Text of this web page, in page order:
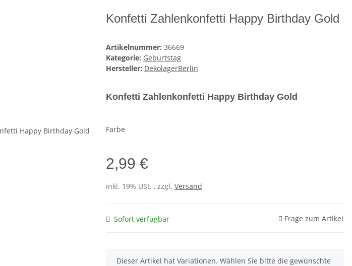
Konfetti Zahlenkonfetti Happy Birthday Gold
Artikelnummer: 36669
Kategorie: Geburtstag
Hersteller: DekolagerBerlin
Konfetti Zahlenkonfetti Happy Birthday Gold
Farbe
2,99 €
inkl. 19% USt. , zzgl. Versand
Sofort verfügbar Frage zum Artikel
x
Dieser Artikel hat Variationen. Wählen Sie bitte die gewünschte